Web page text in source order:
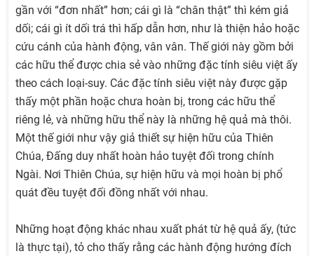
gần với “đơn nhất” hơn; cái gì là “chân thật” thì kém giả
dối; cái gì ít dối trá thì hấp dẫn hơn, như là thiện hảo hoặc
cứu cánh của hành động, vân vân. Thế giới này gồm bởi
các hữu thể được chia sẻ vào những đặc tính siêu việt ấy
theo cách loại-suy. Các đặc tính siêu việt này được gặp
thấy một phần hoặc chưa hoàn bị, trong các hữu thể
riêng lẻ, và những hữu thể này là những hệ quả mà thôi.
Một thế giới như vậy giả thiết sự hiện hữu của Thiên
Chúa, Đấng duy nhất hoàn hảo tuyệt đối trong chính
Ngài. Nơi Thiên Chúa, sự hiện hữu và mọi hoàn bị phổ
quát đều tuyệt đối đồng nhất với nhau.
Những hoạt động khác nhau xuất phát từ hệ quả ấy, (tức
là thực tại), tỏ cho thấy rằng các hành động hướng đích